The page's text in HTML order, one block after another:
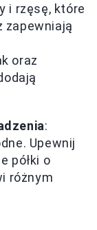
i rzęsę, które
zapewniają
oraz
:
Upewnij
półki o
różnym